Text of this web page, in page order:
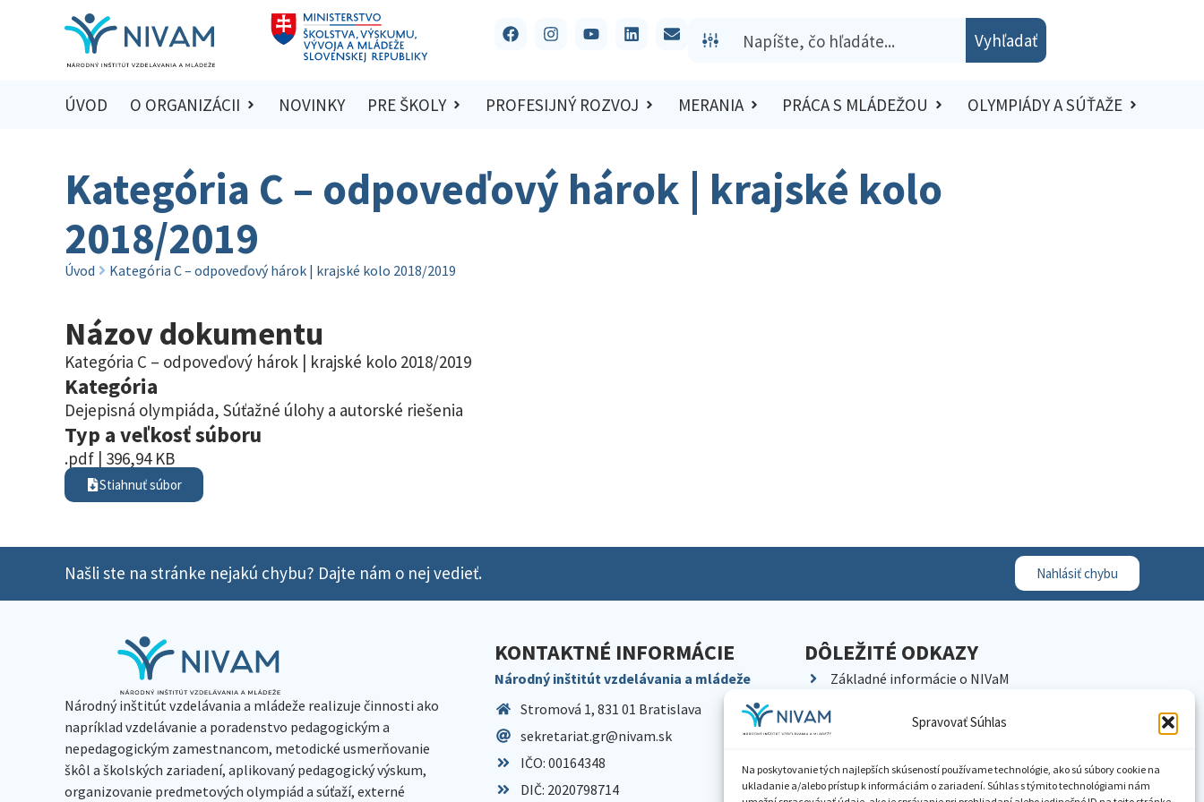
Spravovať Súhlas
Na poskytovanie tých najlepších skúseností používame technológie, ako sú súbory cookie na
ukladanie a/alebo prístup k informáciám o zariadení. Súhlas s týmito technológiami nám
Vyhľadať
ÚVOD O ORGANIZÁCII NOVINKY PRE ŠKOLY PROFESIJNÝ ROZVOJ MERANIA PRÁCA S MLÁDEŽOU OLYMPIÁDY A SÚŤAŽE
Kategória C – odpoveďový hárok | krajské kolo
2018/2019
Úvod Kategória C – odpoveďový hárok | krajské kolo 2018/2019
Názov dokumentu
Kategória C – odpoveďový hárok | krajské kolo 2018/2019
Kategória
Dejepisná olympiáda, Súťažné úlohy a autorské riešenia
Typ a veľkosť súboru
.pdf | 396,94 KB
Stiahnuť súbor
Našli ste na stránke nejakú chybu? Dajte nám o nej vedieť. Nahlásiť chybu
Národný inštitút vzdelávania a mládeže realizuje činnosti ako
napríklad vzdelávanie a poradenstvo pedagogickým a
nepedagogickým zamestnancom, metodické usmerňovanie
škôl a školských zariadení, aplikovaný pedagogický výskum,
organizovanie predmetových olympiád a súťaží, externé
KONTAKTNÉ INFORMÁCIE
Národný inštitút vzdelávania a mládeže
Stromová 1, 831 01 Bratislava
sekretariat.gr@nivam.sk
IČO: 00164348
DIČ: 2020798714
DÔLEŽITÉ ODKAZY
Základné informácie o NIVaM
Kariéra
Pracoviská NIVaM